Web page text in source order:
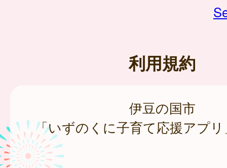
利用規約
伊豆の国市
「いずのくに子育て応援アプ